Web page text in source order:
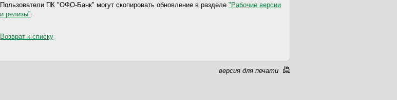
Пользователи ПК "ОФО-Банк" могут скопировать обновление в разделе "Рабочие версии
и релизы"
Возврат к списку
версия для печати